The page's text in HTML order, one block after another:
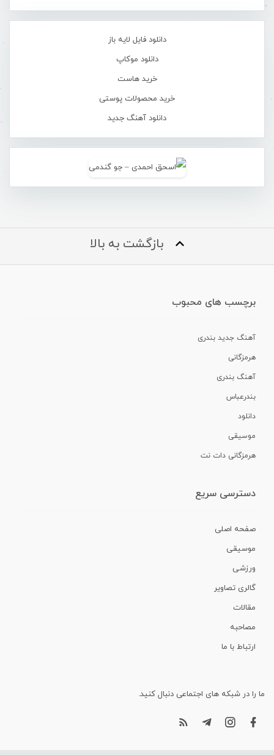
دانلود فایل لایه باز
دانلود موکاپ
خرید هاست
خرید محصولات پوستی
دانلود آهنگ جدید
بازگشت به بالا
برچسب های محبوب
آهنگ جدید بندری
هرمزگانی
آهنگ بندری
بندرعباس
دانلود
موسیقی
هرمزگانی دات نت
دسترسی سریع
صفحه اصلی
موسیقی
ورزشی
گالری تصاویر
مقالات
مصاحبه
ارتباط با ما
ما را در شبکه های اجتماعی دنبال کنید.